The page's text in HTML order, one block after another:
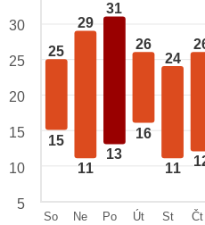
25
15
29
11
31
13
26
16
24
11
30
25
20
15
10
5
So
Ne
Po
Út
St
Čt